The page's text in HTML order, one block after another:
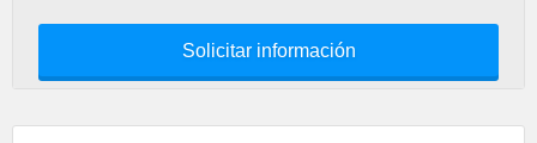
Solicitar información